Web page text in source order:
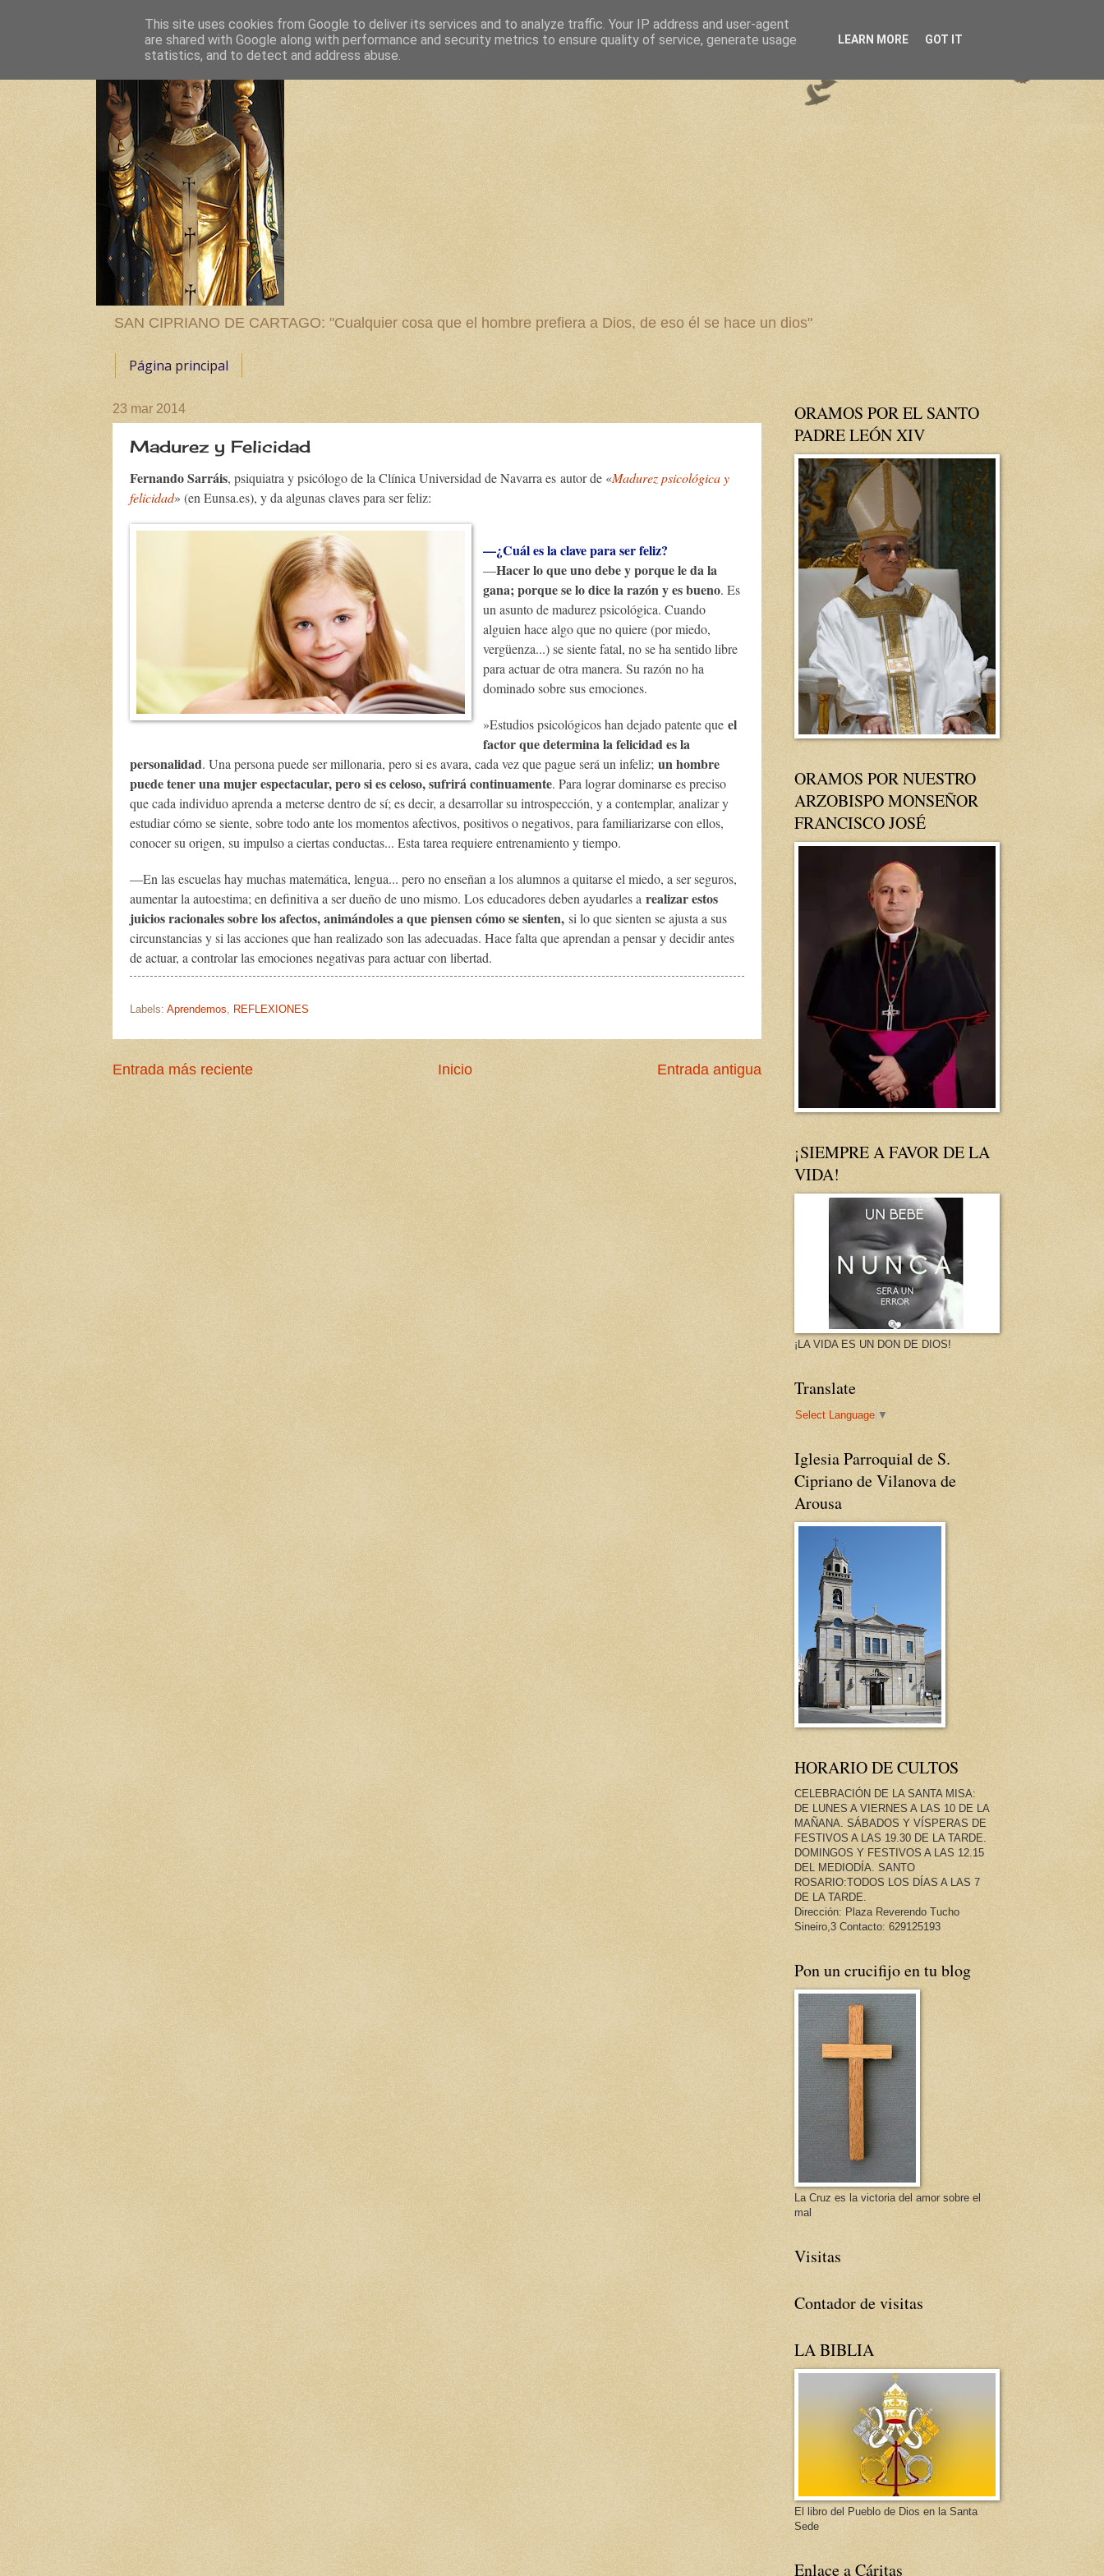
SAN CIPRIANO DE CARTAGO: "Cualquier cosa que el hombre prefiera a Dios, de eso él se hace un dios"
Página principal
23 mar 2014
Madurez y Felicidad
Fernando Sarráis, psiquiatra y psicólogo de la Clínica Universidad de Navarra es autor de «Madurez psicológica y
felicidad» (en Eunsa.es), y da algunas claves para ser feliz:
—¿Cuál es la clave para ser feliz?
—Hacer lo que uno debe y porque le da la
gana; porque se lo dice la razón y es bueno. Es
un asunto de madurez psicológica. Cuando
alguien hace algo que no quiere (por miedo,
vergüenza...) se siente fatal, no se ha sentido libre
para actuar de otra manera. Su razón no ha
dominado sobre sus emociones.
»Estudios psicológicos han dejado patente que el
factor que determina la felicidad es la
personalidad. Una persona puede ser millonaria, pero si es avara, cada vez que pague será un infeliz; un hombre
puede tener una mujer espectacular, pero si es celoso, sufrirá continuamente. Para lograr dominarse es preciso
que cada individuo aprenda a meterse dentro de sí; es decir, a desarrollar su introspección, y a contemplar, analizar y
estudiar cómo se siente, sobre todo ante los momentos afectivos, positivos o negativos, para familiarizarse con ellos,
conocer su origen, su impulso a ciertas conductas... Esta tarea requiere entrenamiento y tiempo.
—En las escuelas hay muchas matemática, lengua... pero no enseñan a los alumnos a quitarse el miedo, a ser seguros,
aumentar la autoestima; en definitiva a ser dueño de uno mismo. Los educadores deben ayudarles a realizar estos
juicios racionales sobre los afectos, animándoles a que piensen cómo se sienten, si lo que sienten se ajusta a sus
circunstancias y si las acciones que han realizado son las adecuadas. Hace falta que aprendan a pensar y decidir antes
de actuar, a controlar las emociones negativas para actuar con libertad.
Labels: Aprendemos REFLEXIONES
Entrada más reciente Entrada antigua
Inicio
ORAMOS POR EL SANTO
PADRE LEÓN XIV
ORAMOS POR NUESTRO
ARZOBISPO MONSEÑOR
FRANCISCO JOSÉ
¡SIEMPRE A FAVOR DE LA
VIDA!
¡LA VIDA ES UN DON DE DIOS!
Translate
Select Language ▼
Iglesia Parroquial de S.
Cipriano de Vilanova de
Arousa
HORARIO DE CULTOS
CELEBRACIÓN DE LA SANTA MISA:
DE LUNES A VIERNES A LAS 10 DE LA
MAÑANA. SÁBADOS Y VÍSPERAS DE
FESTIVOS A LAS 19.30 DE LA TARDE.
DOMINGOS Y FESTIVOS A LAS 12.15
DEL MEDIODÍA. SANTO
ROSARIO:TODOS LOS DÍAS A LAS 7
DE LA TARDE.
Dirección: Plaza Reverendo Tucho
Sineiro,3 Contacto: 629125193
Pon un crucifijo en tu blog
La Cruz es la victoria del amor sobre el
mal
Visitas
Contador de visitas
LA BIBLIA
El libro del Pueblo de Dios en la Santa
Sede
Enlace a Cáritas
This site uses cookies from Google to deliver its services and to analyze traffic. Your IP address and user-agent
are shared with Google along with performance and security metrics to ensure quality of service, generate usage
statistics, and to detect and address abuse.
LEARN MORE GOT IT